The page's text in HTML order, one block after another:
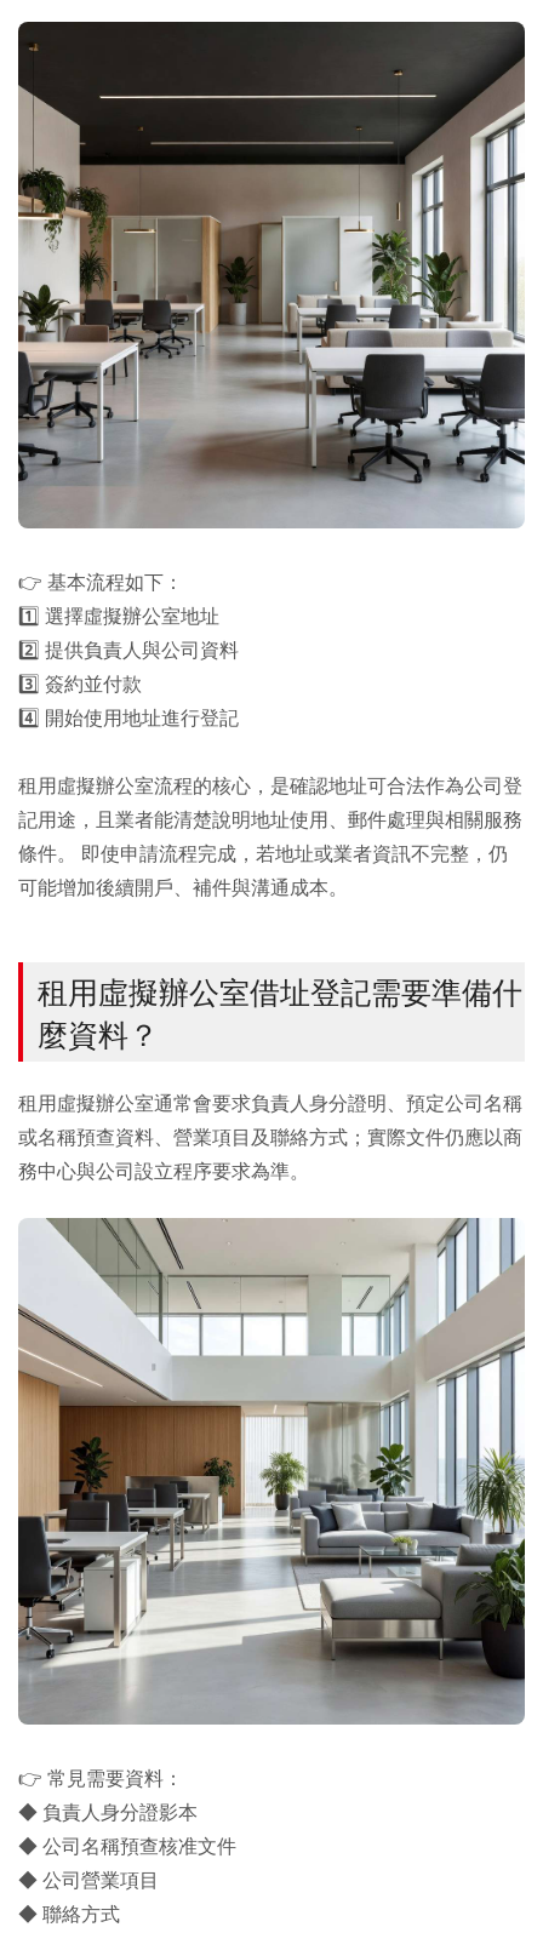
👉 基本流程如下：
1️⃣ 選擇虛擬辦公室地址
2️⃣ 提供負責人與公司資料
3️⃣ 簽約並付款
4️⃣ 開始使用地址進行登記
租用虛擬辦公室流程的核心，是確認地址可合法作為公司登
記用途，且業者能清楚說明地址使用、郵件處理與相關服務
條件。 即使申請流程完成，若地址或業者資訊不完整，仍
可能增加後續開戶、補件與溝通成本。
租用虛擬辦公室借址登記需要準備什
麼資料？
租用虛擬辦公室通常會要求負責人身分證明、預定公司名稱
或名稱預查資料、營業項目及聯絡方式；實際文件仍應以商
務中心與公司設立程序要求為準。
👉 常見需要資料：
◆ 負責人身分證影本
◆ 公司名稱預查核准文件
◆ 公司營業項目
◆ 聯絡方式